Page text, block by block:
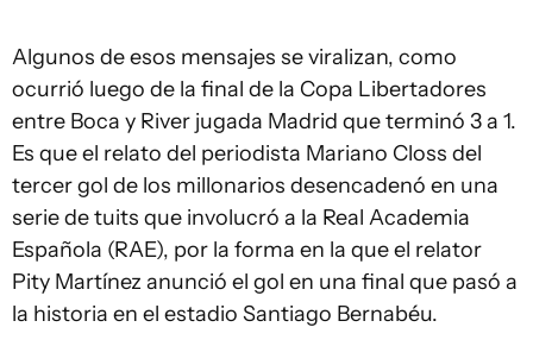
Algunos de esos mensajes se viralizan, como
ocurrió luego de la final de la Copa Libertadores
entre Boca y River jugada Madrid que terminó 3 a 1.
Es que el relato del periodista Mariano Closs del
tercer gol de los millonarios desencadenó en una
serie de tuits que involucró a la Real Academia
Española (RAE), por la forma en la que el relator
Pity Martínez anunció el gol en una final que pasó a
la historia en el estadio Santiago Bernabéu.